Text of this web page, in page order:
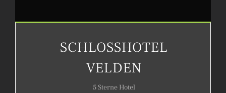
SCHLOSSHOTEL
VELDEN
5 Sterne Hotel